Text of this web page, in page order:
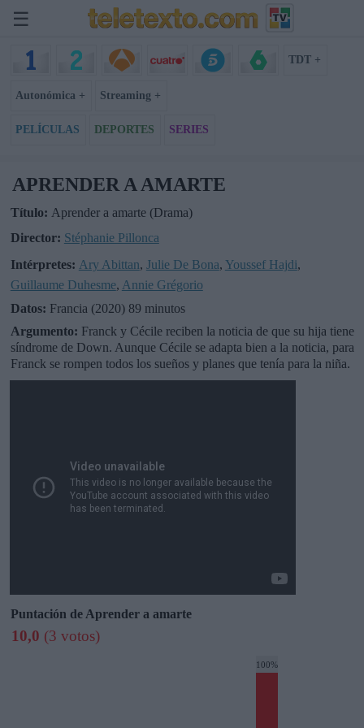
☰
TDT +
Autonómica + Streaming +
PELÍCULAS DEPORTES SERIES
APRENDER A AMARTE
Título: Aprender a amarte (Drama)
Director: Stéphanie Pillonca
Intérpretes: Ary Abittan, Julie De Bona, Youssef Hajdi,
Guillaume Duhesme, Annie Grégorio
Datos: Francia (2020) 89 minutos
Argumento: Franck y Cécile reciben la noticia de que su hija tiene
síndrome de Down. Aunque Cécile se adapta bien a la noticia, para
Franck se rompen todos los sueños y planes que tenía para la niña.
Puntación de Aprender a amarte
10,0 (3 votos)
100%